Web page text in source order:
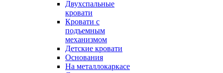
Двухспальные
кровати
Кровати с
подъемным
механизмом
Детские кровати
Основания
На металлокаркасе